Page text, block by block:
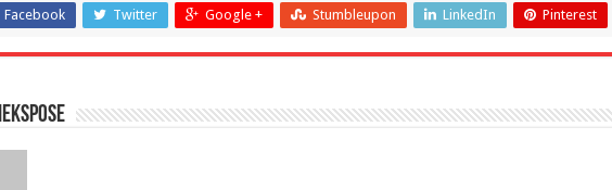
Facebook Twitter Google + Stumbleupon LinkedIn Pinterest